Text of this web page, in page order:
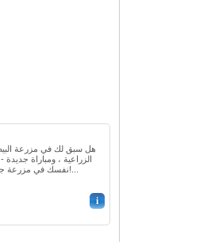
هل سبق لك في مزرعة
نفسك في مزرعة جورج لمساعدته!...
i